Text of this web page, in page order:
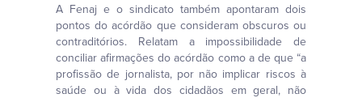
A Fenaj e o sindicato também apontaram dois
pontos do acórdão que consideram obscuros ou
contraditórios. Relatam a impossibilidade de
conciliar afirmações do acórdão como a de que “a
profissão de jornalista, por não implicar riscos à
saúde ou à vida dos cidadãos em geral, não